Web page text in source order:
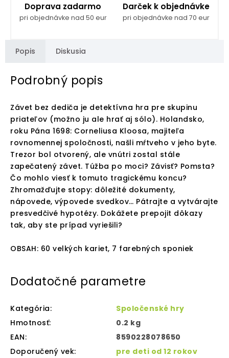
Doprava zadarmo
pri objednávke nad 50 eur
Darček k objednávke
pri objednávke nad 70 eur
Popis Diskusia
Podrobný popis
Závet bez dediča je detektívna hra pre skupinu
priateľov (možno ju ale hrať aj sólo). Holandsko,
roku Pána 1698: Corneliusa Kloosa, majiteľa
rovnomennej spoločnosti, našli mŕtveho v jeho byte.
Trezor bol otvorený, ale vnútri zostal stále
zapečatený závet. Túžba po moci? Závisť? Pomsta?
Čo mohlo viesť k tomuto tragickému koncu?
Zhromažďujte stopy: dôležité dokumenty,
nápovede, výpovede svedkov… Pátrajte a vytvárajte
presvedčivé hypotézy. Dokážete prepojit dôkazy
tak, aby ste prípad vyriešili?
OBSAH: 60 velkých kariet, 7 farebných sponiek
Dodatočné parametre
Kategória:
Spoločenské hry
Hmotnosť:
0.2 kg
EAN:
8590228078650
Doporučený vek:
pre deti od 12 rokov